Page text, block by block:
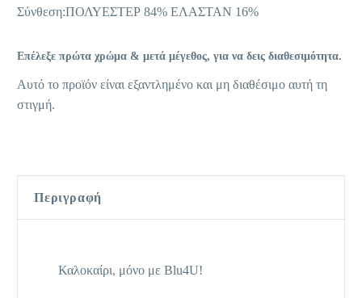
Σύνθεση:ΠΟΛΥΕΣΤΕΡ 84% ΕΛΑΣΤΑΝ 16%
Επέλεξε πρώτα χρώμα & μετά μέγεθος, για να δεις διαθεσιμότητα.
Αυτό το προϊόν είναι εξαντλημένο και μη διαθέσιμο αυτή τη
στιγμή.
Περιγραφή
Καλοκαίρι, μόνο με Blu4U!